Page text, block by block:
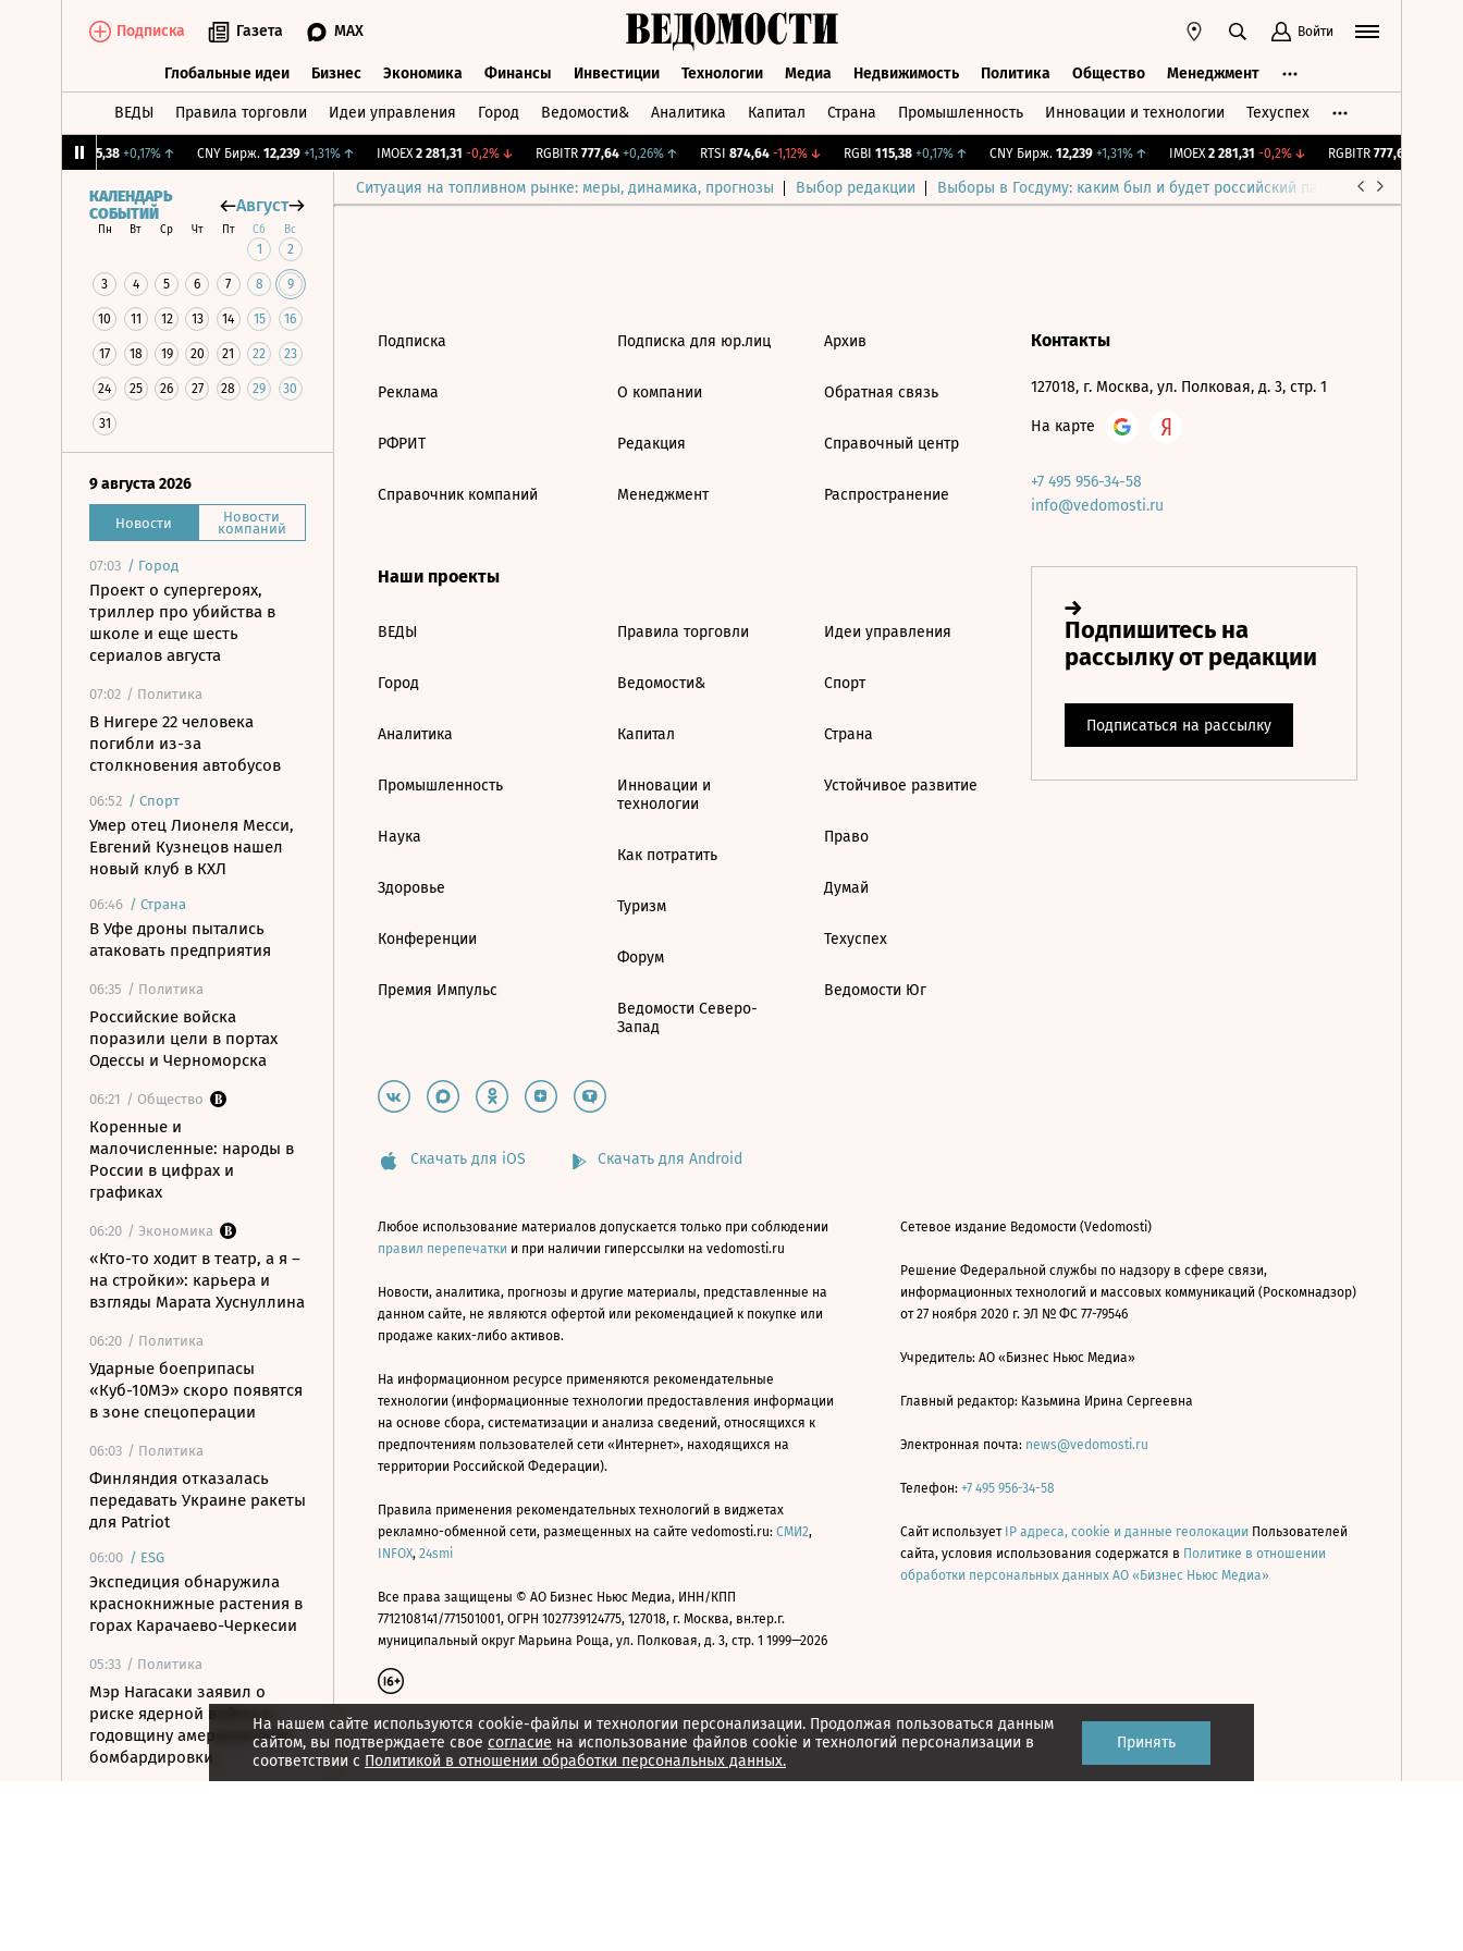
Подписка Газета MAX Войти
Глобальные идеи Бизнес Экономика Финансы Инвестиции Технологии Медиа Недвижимость Политика Общество Менеджмент
ВЕДЫ Правила торговли Идеи управления Город Ведомости& Аналитика Капитал Страна Промышленность Инновации и технологии Техуспех
115,38 +0,17%↑ CNY Бирж. 12,239 +1,31%↑ IMOEX 2 281,31 -0,2%↓ RGBITR 777,64 +0,26%↑ RTSI 874,64 -1,12%↓ RGBI 115,38 +0,17%↑ CNY Бирж. 12,239 +1,31%↑ IMOEX 2 281,31 -0,2%↓ RGBITR 777,64
Ситуация на топливном рынке: меры, динамика, прогнозы Выбор редакции Выборы в Госдуму: каким был и будет российский парламент
КАЛЕНДАРЬ
СОБЫТИЙ
Август
Пн Вт Ср Чт Пт Сб Вс
1 2
3 4 5 6 7 8 9
10 11 12 13 14 15 16
17 18 19 20 21 22 23
24 25 26 27 28 29 30
31
9 августа 2026
Новости Новости
компаний
07:03 / Город
Проект о супергероях,
триллер про убийства в
школе и еще шесть
сериалов августа
07:02 / Политика
В Нигере 22 человека
погибли из-за
столкновения автобусов
06:52 / Спорт
Умер отец Лионеля Месси,
Евгений Кузнецов нашел
новый клуб в КХЛ
06:46 / Страна
В Уфе дроны пытались
атаковать предприятия
06:35 / Политика
Российские войска
поразили цели в портах
Одессы и Черноморска
06:21 / Общество
Коренные и
малочисленные: народы в
России в цифрах и
графиках
06:20 / Экономика
«Кто-то ходит в театр, а я –
на стройки»: карьера и
взгляды Марата Хуснуллина
06:20 / Политика
Ударные боеприпасы
«Куб-10МЭ» скоро появятся
в зоне спецоперации
06:03 / Политика
Финляндия отказалась
передавать Украине ракеты
для Patriot
06:00 / ESG
Экспедиция обнаружила
краснокнижные растения в
горах Карачаево-Черкесии
05:33 / Политика
Мэр Нагасаки заявил о
риске ядерной войны в
годовщину американской
бомбардировки
На нашем сайте используются cookie-файлы и технологии персонализации. Продолжая пользоваться данным
сайтом, вы подтверждаете свое согласие на использование файлов cookie и технологий персонализации в
соответствии с Политикой в отношении обработки персональных данных.
Принять
Подписка
Реклама
РФРИТ
Справочник компаний
Подписка для юр.лиц
О компании
Редакция
Менеджмент
Архив
Обратная связь
Справочный центр
Распространение
Наши проекты
ВЕДЫ
Город
Аналитика
Промышленность
Наука
Здоровье
Конференции
Премия Импульс
Правила торговли
Ведомости&
Капитал
Инновации и
технологии
Как потратить
Туризм
Форум
Ведомости Северо-
Запад
Идеи управления
Спорт
Страна
Устойчивое развитие
Право
Думай
Техуспех
Ведомости Юг
Контакты
127018, г. Москва, ул. Полковая, д. 3, стр. 1
На карте
+7 495 956-34-58
info@vedomosti.ru
Скачать для iOS Скачать для Android
Любое использование материалов допускается только при соблюдении
правил перепечатки и при наличии гиперссылки на vedomosti.ru
Новости, аналитика, прогнозы и другие материалы, представленные на
данном сайте, не являются офертой или рекомендацией к покупке или
продаже каких-либо активов.
На информационном ресурсе применяются рекомендательные
технологии (информационные технологии предоставления информации
на основе сбора, систематизации и анализа сведений, относящихся к
предпочтениям пользователей сети «Интернет», находящихся на
территории Российской Федерации).
Правила применения рекомендательных технологий в виджетах
рекламно-обменной сети, размещенных на сайте vedomosti.ru: СМИ2,
INFOX, 24smi
Все права защищены © АО Бизнес Ньюс Медиа, ИНН/КПП
7712108141/771501001, ОГРН 1027739124775, 127018, г. Москва, вн.тер.г.
муниципальный округ Марьина Роща, ул. Полковая, д. 3, стр. 1 1999—2026
Сетевое издание Ведомости (Vedomosti)
Решение Федеральной службы по надзору в сфере связи,
информационных технологий и массовых коммуникаций (Роскомнадзор)
от 27 ноября 2020 г. ЭЛ № ФС 77-79546
Учредитель: АО «Бизнес Ньюс Медиа»
Главный редактор: Казьмина Ирина Сергеевна
Электронная почта: news@vedomosti.ru
Телефон: +7 495 956-34-58
Сайт использует IP адреса, cookie и данные геолокации Пользователей
сайта, условия использования содержатся в Политике в отношении
обработки персональных данных АО «Бизнес Ньюс Медиа»